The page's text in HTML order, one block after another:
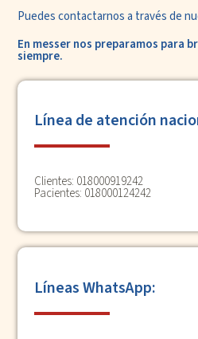
Puedes contactarnos a través de
En messer nos preparamos para
siempre.
Línea de atención
Clientes: 018000919242
Pacientes: 018000124242
Líneas WhatsApp: